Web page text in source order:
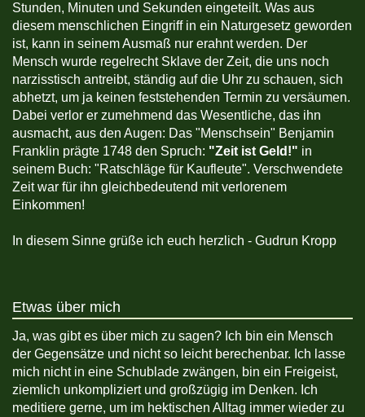
Stunden, Minuten und Sekunden eingeteilt. Was aus
diesem menschlichen Eingriff in ein Naturgesetz geworden
ist, kann in seinem Ausmaß nur erahnt werden. Der
Mensch wurde regelrecht Sklave der Zeit, die uns noch
narzisstisch antreibt, ständig auf die Uhr zu schauen, sich
abhetzt, um ja keinen feststehenden Termin zu versäumen.
Dabei verlor er zumehmend das Wesentliche, das ihn
ausmacht, aus den Augen: Das "Menschsein" Benjamin
Franklin prägte 1748 den Spruch: "Zeit ist Geld!" in
seinem Buch: "Ratschläge für Kaufleute". Verschwendete
Zeit war für ihn gleichbedeutend mit verlorenem
Einkommen!
In diesem Sinne grüße ich euch herzlich - Gudrun Kropp
Etwas über mich
Ja, was gibt es über mich zu sagen? Ich bin ein Mensch
der Gegensätze und nicht so leicht berechenbar. Ich lasse
mich nicht in eine Schublade zwängen, bin ein Freigeist,
ziemlich unkompliziert und großzügig im Denken. Ich
meditiere gerne, um im hektischen Alltag immer wieder zu